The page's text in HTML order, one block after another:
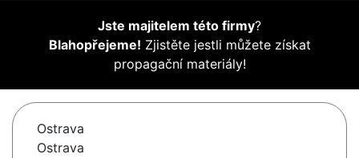
Jste majitelem této firmy?
Blahopřejeme! Zjistěte jestli můžete získat
propagační materiály!
Ostrava
Ostrava